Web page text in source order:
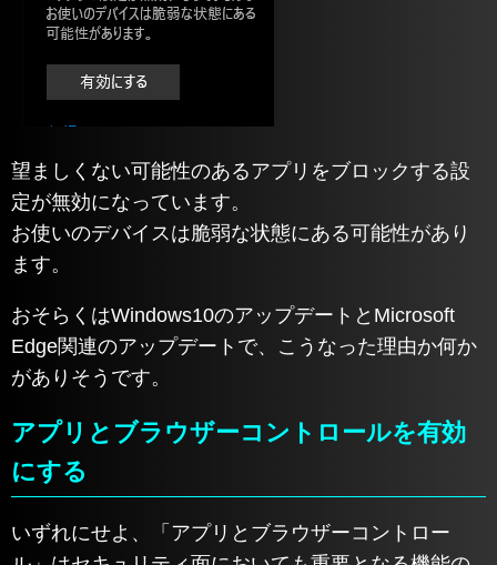
望ましくない可能性のあるアプリをブロックする設
定が無効になっています。
お使いのデバイスは脆弱な状態にある可能性があり
ます。
おそらくはWindows10のアップデートとMicrosoft
Edge関連のアップデートで、こうなった理由か何か
がありそうです。
アプリとブラウザーコントロールを有効
にする
いずれにせよ、「アプリとブラウザーコントロー